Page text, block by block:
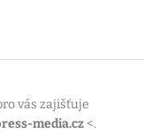
vás zajišťuje
media.cz <.